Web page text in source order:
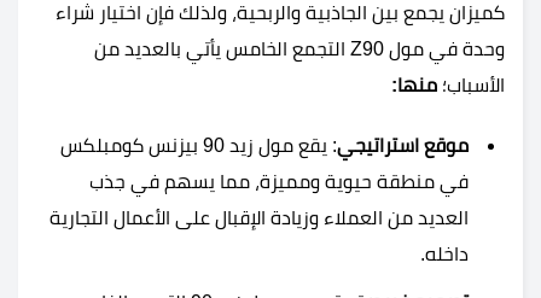
كميزان يجمع بين الجاذبية والربحية، ولذلك فإن اختيار شراء
وحدة في مول Z90 التجمع الخامس يأتي بالعديد من
الأسباب؛ منها:
موقع استراتيجي
: يقع مول زيد 90 بيزنس كومبلكس
في منطقة حيوية ومميزة، مما يسهم في جذب
العديد من العملاء وزيادة الإقبال على الأعمال التجارية
داخله.